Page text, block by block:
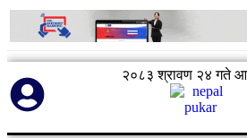
२०८३ श्रावण २४ गते